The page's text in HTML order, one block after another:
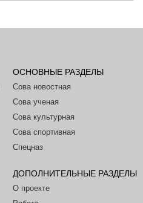
ОСНОВНЫЕ РАЗДЕЛЫ
Сова новостная
Сова ученая
Сова культурная
Сова спортивная
Спецназ
ДОПОЛНИТЕЛЬНЫЕ РАЗДЕЛЫ
О проекте